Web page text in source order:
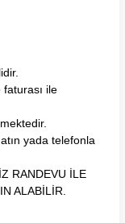
ile
yada telefonla
RANDEVU İLE
ALABİLİR.